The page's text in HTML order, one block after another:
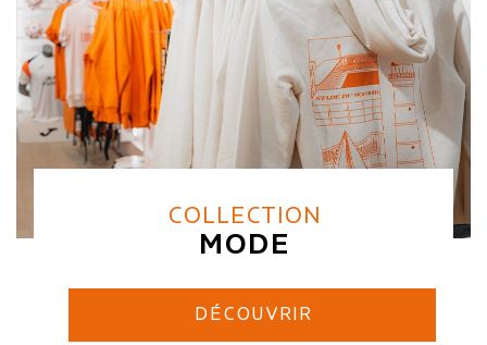
COLLECTION
MODE
DÉCOUVRIR